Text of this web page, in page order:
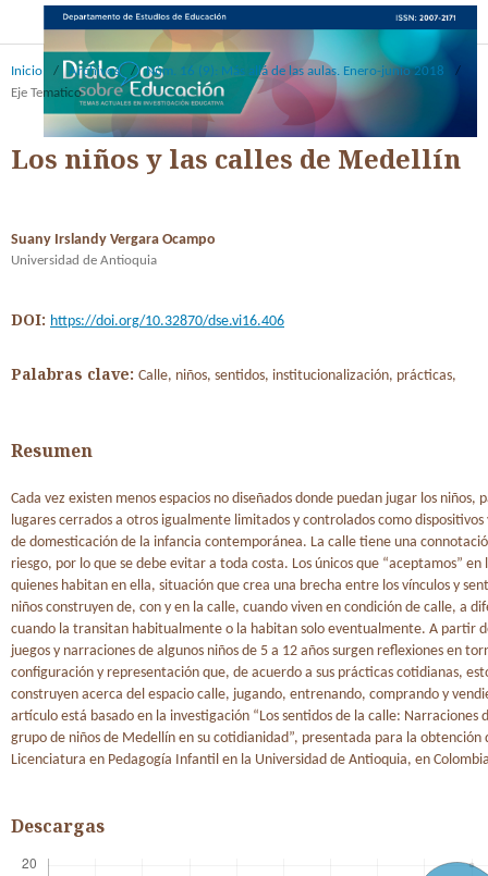
Inicio / Archivos / Núm. 16 (9): Más allá de las aulas. Enero-junio 2018
/
Eje Tematico
Los niños y las calles de Medellín
Suany Irslandy Vergara Ocampo
Universidad de Antioquia
DOI: https://doi.org/10.32870/dse.vi16.406
Palabras clave: Calle, niños, sentidos, institucionalización, prácticas,
Resumen
Cada vez existen menos espacios no diseñados donde puedan jugar los niños,
lugares cerrados a otros igualmente limitados y controlados como
de domesticación de la infancia contemporánea. La calle tiene una
riesgo, por lo que se debe evitar a toda costa. Los únicos que “aceptamos” en
quienes habitan en ella, situación que crea una brecha entre los vínculos y
niños construyen de, con y en la calle, cuando viven en condición de calle, a
cuando la transitan habitualmente o la habitan solo eventualmente. A partir
juegos y narraciones de algunos niños de 5 a 12 años surgen reflexiones en
configuración y representación que, de acuerdo a sus prácticas cotidianas,
construyen acerca del espacio calle, jugando, entrenando, comprando y
artículo está basado en la investigación “Los sentidos de la calle: Narraciones
grupo de niños de Medellín en su cotidianidad”, presentada para la obtención
Licenciatura en Pedagogía Infantil en la Universidad de Antioquia, en
Descargas